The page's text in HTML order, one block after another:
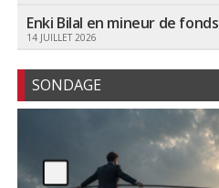
Enki Bilal en mineur de fonds
14 JUILLET 2026
SONDAGE